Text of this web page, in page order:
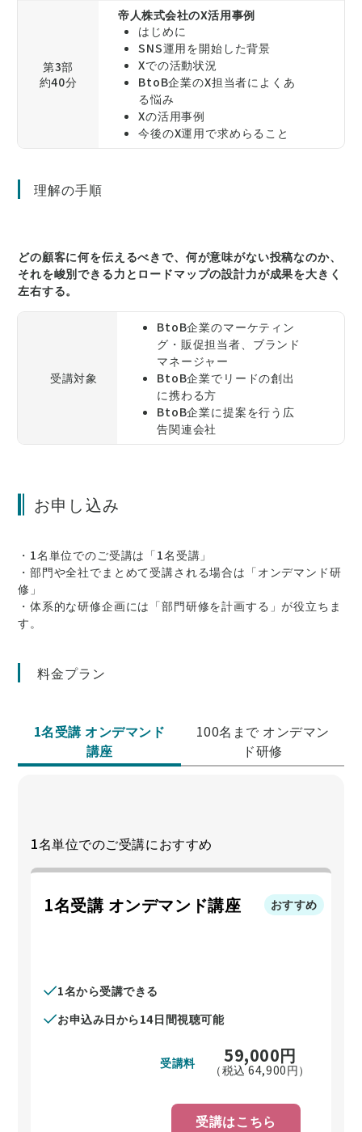
第3部
約40分
帝人株式会社のX活用事例
はじめに
SNS運用を開始した背景
Xでの活動状況
BtoB企業のX担当者によくあ
る悩み
Xの活用事例
今後のX運用で求めらること
理解の手順
どの顧客に何を伝えるべきで、何が意味がない投稿なのか、
それを峻別できる力とロードマップの設計力が成果を大きく
左右する。
受講対象
BtoB企業のマーケティン
グ・販促担当者、ブランド
マネージャー
BtoB企業でリードの創出
に携わる方
BtoB企業に提案を行う広
告関連会社
お申し込み
・1名単位でのご受講は「1名受講」
・部門や全社でまとめて受講される場合は「オンデマンド研
修」
・体系的な研修企画には「部門研修を計画する」が役立ちま
す。
料金プラン
1名受講 オンデマンド
講座
100名まで オンデマン
ド研修
1名単位でのご受講におすすめ
1名受講 オンデマンド講座 おすすめ
1名から受講できる
お申込み日から14日間視聴可能
受講料 59,000円
（税込64,900円）
受講はこちら